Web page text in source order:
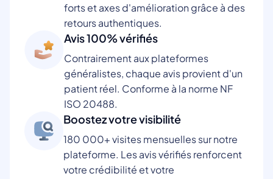
forts et axes d'amélioration grâce à des
retours authentiques.
Avis 100% vérifiés
Contrairement aux plateformes
généralistes, chaque avis provient d'un
patient réel. Conforme à la norme NF
ISO 20488.
Boostez votre visibilité
180 000+ visites mensuelles sur notre
plateforme. Les avis vérifiés renforcent
votre crédibilité et votre